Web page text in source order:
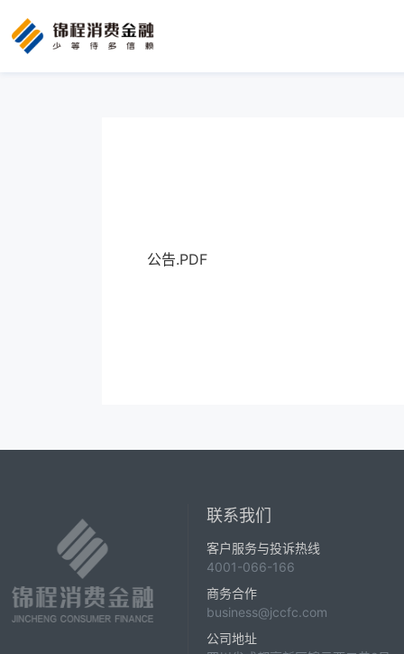
公告.PDF
联系我们
客户服务与投诉热线
4001-066-166
商务合作
business@jccfc.com
公司地址